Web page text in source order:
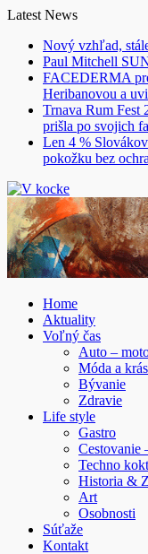
Skip
content
Latest News
Nový vzhľad,
Paul Mitchell
FACEDERMA
Heribanovou a
Trnava Rum Fest
prišla po svojich
Len 4 %
pokožku bez
Home
Aktuality
Voľný čas
Auto –
Móda a
Bývanie
Zdravie
Life style
Gastro
Cestovanie
Techno
Historia &
Art
Osobnosti
Súťaže
Kontakt